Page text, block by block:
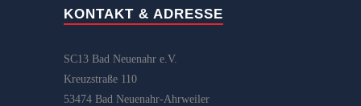
KONTAKT & ADRESSE
SC13 Bad Neuenahr e.V.
Kreuzstraße 110
53474 Bad Neuenahr-Ahrweiler